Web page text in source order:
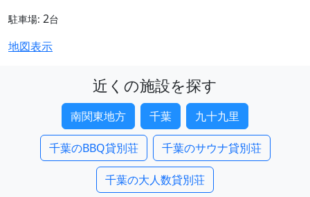
駐車場: 2台
地図表示
近くの施設を探す
南関東地方 千葉 九十九里
千葉のBBQ貸別荘 千葉のサウナ貸別荘
千葉の大人数貸別荘